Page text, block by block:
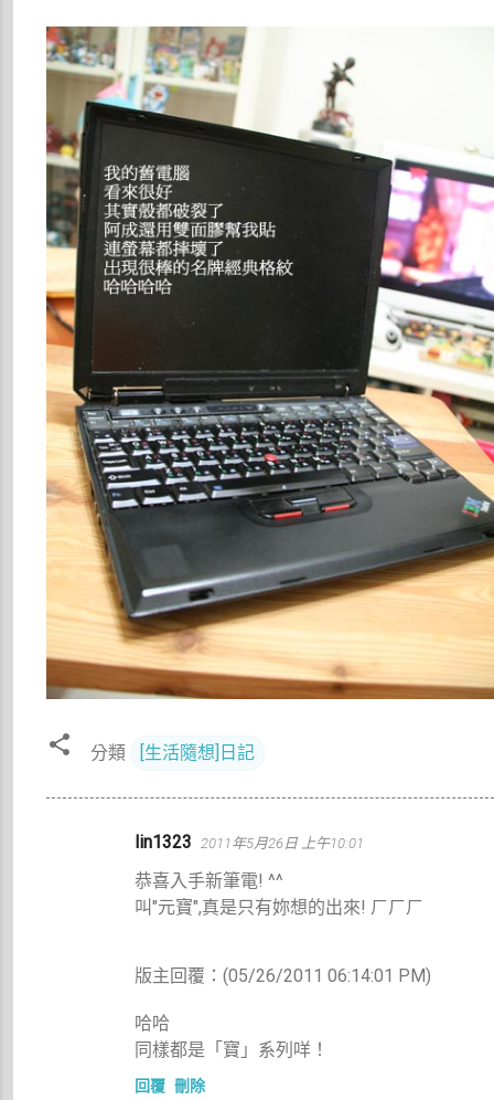
分類 [生活隨想]日記
lin1323 2011年5月26日 上午10:01
恭喜入手新筆電! ^^
叫"元寶",真是只有妳想的出來! ㄏㄏㄏ
版主回覆：(05/26/2011 06:14:01 PM)
哈哈
同樣都是「寶」系列咩！
回覆 刪除